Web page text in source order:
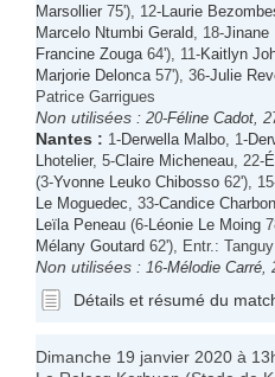
Marsollier 75'), 12- Laurie
Marcelo Ntumbi Gerald , 18-Jinane
Francine Zouga 64'), 11-Kaitlyn
Marjorie Delonca 57'), 36-Julie
Patrice Garrigues
Non utilisées : 20-Féline Cadot ,
Nantes : 1-Derwella Malbo , 1-
Lhotelier, 5-Claire Micheneau , 22-
(3-Yvonne Leuko Chibosso 62'),
Le Moguedec , 33-Candice
Leïla Peneau (6- Léonie Le Moing
Mélany Goutard 62'), Entr.:
Non utilisées : 16-Mélodie Carré
Détails et résumé du
Dimanche 19 janvier 2020 à